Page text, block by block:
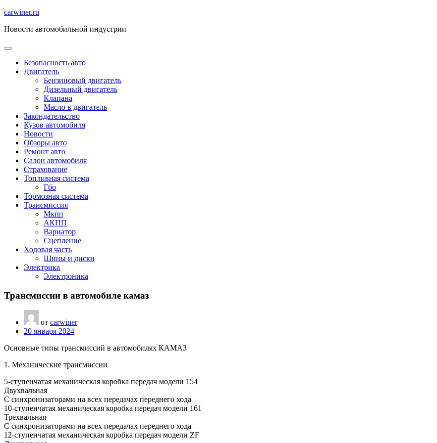
Перейти
содержимому
carwiner.ru
Новости автомобильной индустрии
Безопасность авто
Двигатель
Бензиновый двигатель
Дизельный двигатель
Клапана
Масло в двигатель
Закондательство
Кузов автомобиля
Новости
Обзоры авто
Ремонт авто
Салон автомобиля
Страхование
Топливная система
Гбо
Тормозная система
Трансмиссия
Мкпп
АКПП
Вариатор
Сцепление
Ходовая часть
Шины и диски
Электрика
Электроника
Трансмиссии в автомобиле камаз
от carwiner
20 января 2024
Основные типы трансмиссий в автомобилях КАМАЗ
1. Механические трансмиссии
5-ступенчатая механическая коробка передач модели 154
Двухвальная
С синхронизаторами на всех передачах переднего хода
10-ступенчатая механическая коробка передач модели 161
Трехвальная
С синхронизаторами на всех передачах переднего хода
12-ступенчатая механическая коробка передач модели ZF